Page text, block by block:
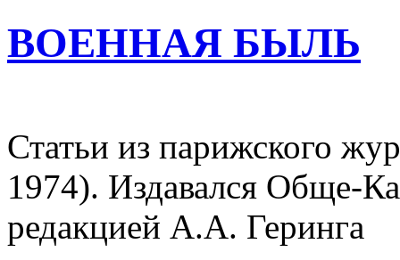
ВОЕННАЯ БЫЛЬ
Статьи из парижского
1974). Издавался Обще-
редакцией А.А. Геринга